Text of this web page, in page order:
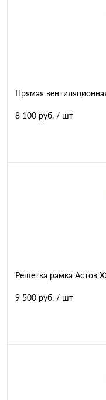
Прямая
8 100 руб. / шт
Решетка рамка Астов
9 500 руб. / шт